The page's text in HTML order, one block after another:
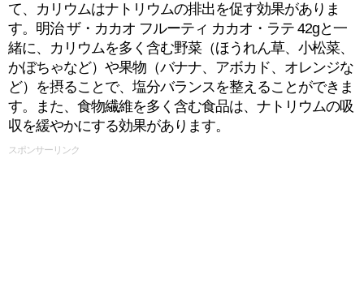
て、カリウムはナトリウムの排出を促す効果がありま
す。明治 ザ・カカオ フルーティ カカオ・ラテ 42gと一
緒に、カリウムを多く含む野菜（ほうれん草、小松菜、
かぼちゃなど）や果物（バナナ、アボカド、オレンジな
ど）を摂ることで、塩分バランスを整えることができま
す。また、食物繊維を多く含む食品は、ナトリウムの吸
収を緩やかにする効果があります。
スポンサーリンク